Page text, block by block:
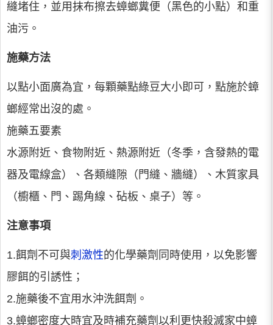
縫堵住，並用抹布擦去蟑螂糞便（黑色的小點）和重
油污。
施藥方法
以點小面廣為宜，每顆藥點綠豆大小即可，點施於蟑
螂經常出沒的處。
施藥五要素
水源附近、食物附近、熱源附近（冬季，含發熱的電
器及電線盒）、各類縫隙（門縫、牆縫）、木質家具
（櫥櫃、門、踢角線、砧板、桌子）等。
注意事項
1.餌劑不可與刺激性的化學藥劑同時使用，以免影響
膠餌的引誘性；
2.施藥後不宜用水沖洗餌劑。
3.蟑螂密度大時宜及時補充藥劑以利更快殺滅家中蟑